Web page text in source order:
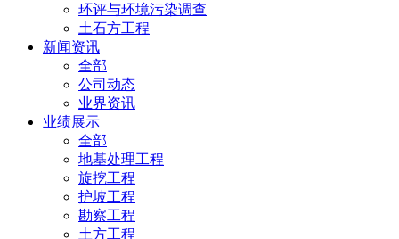
环评与环境污染调查
土石方工程
新闻资讯
全部
公司动态
业界资讯
业绩展示
全部
地基处理工程
旋挖工程
护坡工程
勘察工程
土方工程